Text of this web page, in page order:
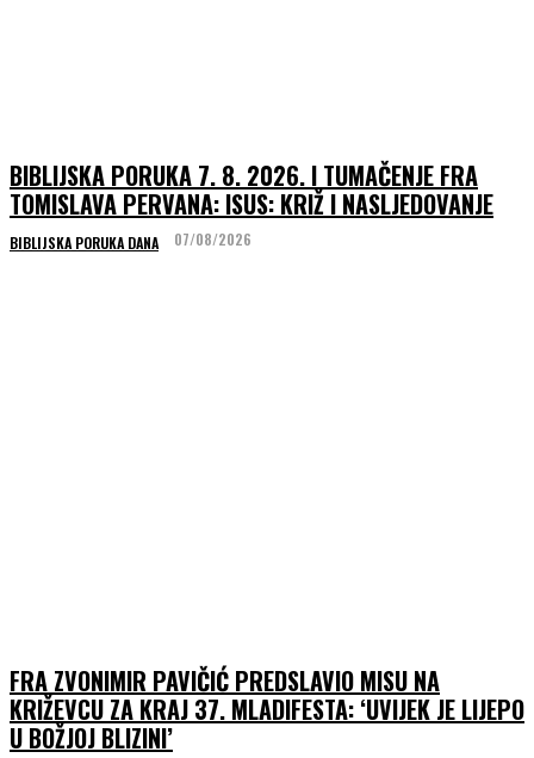
BIBLIJSKA PORUKA 7. 8. 2026. I TUMAČENJE FRA
TOMISLAVA PERVANA: ISUS: KRIŽ I NASLJEDOVANJE
BIBLIJSKA PORUKA DANA 07/08/2026
FRA ZVONIMIR PAVIČIĆ PREDSLAVIO MISU NA
KRIŽEVCU ZA KRAJ 37. MLADIFESTA: ‘UVIJEK JE LIJEPO
U BOŽJOJ BLIZINI’